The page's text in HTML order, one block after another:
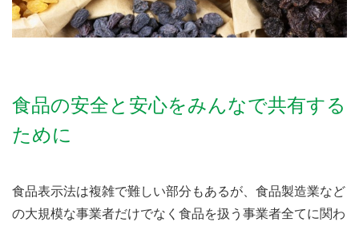
食品の安全と安心をみんなで共有する
ために
食品表示法は複雑で難しい部分もあるが、食品製造業など
の大規模な事業者だけでなく食品を扱う事業者全てに関わ